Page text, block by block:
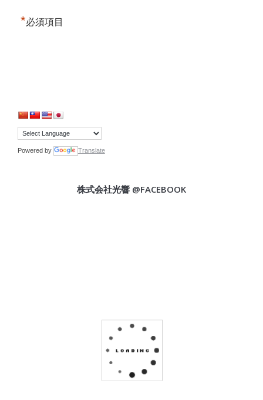
*必須項目
Powered by Translate
株式会社光響 @FACEBOOK